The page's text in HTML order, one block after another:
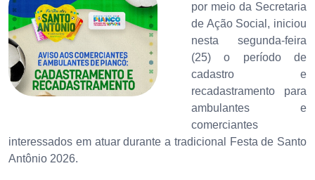
por meio da Secretaria
de Ação Social, iniciou
nesta segunda-feira
(25) o período de
cadastro e
recadastramento para
ambulantes e
comerciantes
interessados em atuar durante a tradicional Festa de Santo
Antônio 2026.